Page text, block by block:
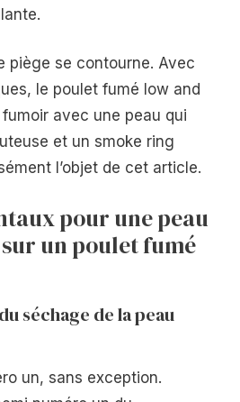
piège se contourne. Avec
le poulet fumé low and
avec une peau qui
et un smoke ring
l’objet de cet article.
pour une peau
un poulet fumé
séchage de la peau
un, sans exception.